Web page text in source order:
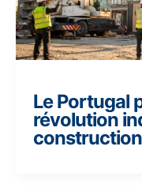
Le Portugal
révolution
construction